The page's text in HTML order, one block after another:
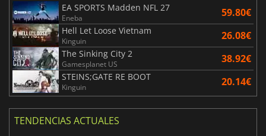
EA SPORTS Madden NFL 27
Eneba 59.80€
Hell Let Loose Vietnam
Kinguin 26.08€
The Sinking City 2
Gamesplanet US 38.92€
STEINS;GATE RE BOOT
Kinguin 20.14€
TENDENCIAS ACTUALES